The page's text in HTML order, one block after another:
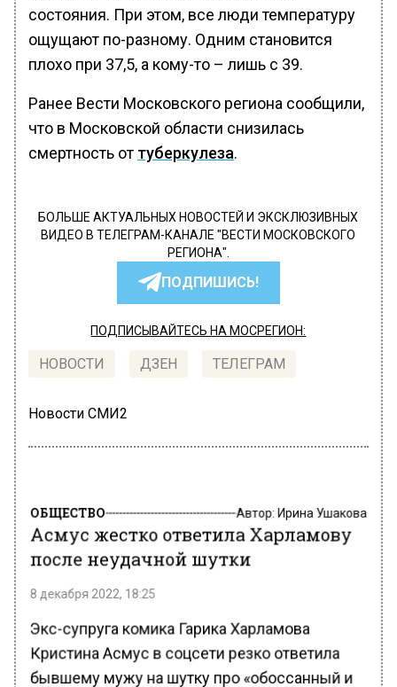
состояния. При этом, все люди температуру
ощущают по-разному. Одним становится
плохо при 37,5, а кому-то – лишь с 39.
Ранее Вести Московского региона сообщили,
что в Московской области снизилась
смертность от туберкулеза.
БОЛЬШЕ АКТУАЛЬНЫХ НОВОСТЕЙ И ЭКСКЛЮЗИВНЫХ
ВИДЕО В ТЕЛЕГРАМ-КАНАЛЕ "ВЕСТИ МОСКОВСКОГО
РЕГИОНА".
ПОДПИШИСЬ!
ПОДПИСЫВАЙТЕСЬ НА МОСРЕГИОН:
НОВОСТИ ДЗЕН ТЕЛЕГРАМ
Новости СМИ2
ОБЩЕСТВО Автор:Ирина Ушакова
Асмус жестко ответила Харламову
после неудачной шутки
8 декабря 2022, 18:25
Экс-супруга комика Гарика Харламова
Кристина Асмус в соцсети резко ответила
бывшему мужу на шутку про «обоссанный и